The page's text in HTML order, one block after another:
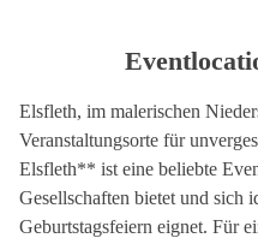
Elsfleth, im malerischen
Veranstaltungsorte für
Elsfleth** ist eine beliebte
Gesellschaften bietet und sich
Geburtstagsfeiern eignet. Für